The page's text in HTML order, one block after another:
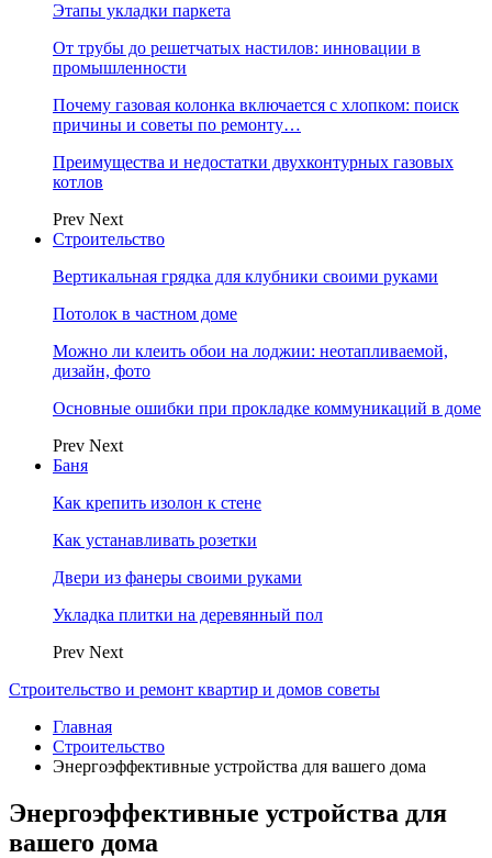
Этапы укладки паркета
От трубы до решетчатых настилов: инновации в
промышленности
Почему газовая колонка включается с хлопком: поиск
причины и советы по ремонту…
Преимущества и недостатки двухконтурных газовых
котлов
Prev Next
Строительство
Вертикальная грядка для клубники своими руками
Потолок в частном доме
Можно ли клеить обои на лоджии: неотапливаемой,
дизайн, фото
Основные ошибки при прокладке коммуникаций в доме
Prev Next
Баня
Как крепить изолон к стене
Как устанавливать розетки
Двери из фанеры своими руками
Укладка плитки на деревянный пол
Prev Next
Строительство и ремонт квартир и домов советы
Главная
Строительство
Энергоэффективные устройства для вашего дома
Энергоэффективные устройства для
вашего дома